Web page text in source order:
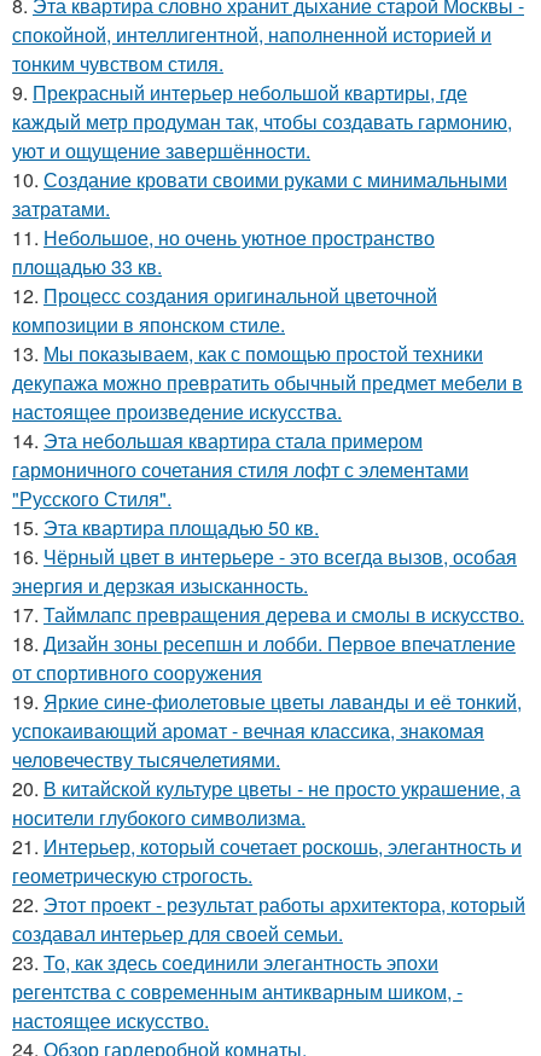
спокойной, интеллигентной, наполненной историей и
тонким чувством стиля.
9. Прекрасный интерьер небольшой квартиры, где
каждый метр продуман так, чтобы создавать гармонию,
уют и ощущение завершённости.
10. Создание кровати своими руками с минимальными
затратами.
11. Небольшое, но очень уютное пространство
площадью 33 кв.
12. Процесс создания оригинальной цветочной
композиции в японском стиле.
13. Мы показываем, как с помощью простой техники
декупажа можно превратить обычный предмет мебели в
настоящее произведение искусства.
14. Эта небольшая квартира стала примером
гармоничного сочетания стиля лофт с элементами
"Русского Стиля".
15. Эта квартира площадью 50 кв.
16. Чёрный цвет в интерьере - это всегда вызов, особая
энергия и дерзкая изысканность.
17. Таймлапс превращения дерева и смолы в искусство.
18. Дизайн зоны ресепшн и лобби. Первое впечатление
от спортивного сооружения
19. Яркие сине-фиолетовые цветы лаванды и её тонкий,
успокаивающий аромат - вечная классика, знакомая
человечеству тысячелетиями.
20. В китайской культуре цветы - не просто украшение, а
носители глубокого символизма.
21. Интерьер, который сочетает роскошь, элегантность и
геометрическую строгость.
22. Этот проект - результат работы архитектора, который
создавал интерьер для своей семьи.
23. То, как здесь соединили элегантность эпохи
регентства с современным антикварным шиком, -
настоящее искусство.
24. Обзор гардеробной комнаты.